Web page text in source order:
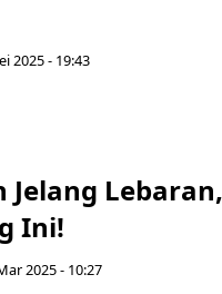
2025 - 19:43
Jelang
Ini!
2025 - 10:27